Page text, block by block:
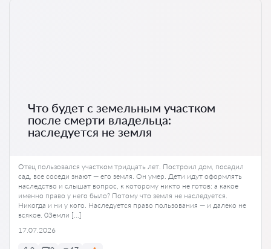
Что будет с земельным участком
после смерти владельца:
наследуется не земля
Отец пользовался участком тридцать лет. Построил дом, посадил
сад, все соседи знают — его земля. Он умер. Дети идут оформлять
наследство и слышат вопрос, к которому никто не готов: а какое
именно право у него было? Потому что земля не наследуется.
Никогда и ни у кого. Наследуется право пользования — и далеко не
всякое. 0Земли […]
17.07.2026